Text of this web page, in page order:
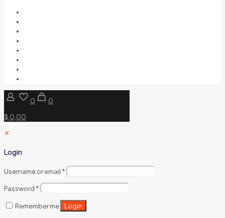
0
0
$ 0,00
✕
Login
Username or email *
Password *
Remember me Login